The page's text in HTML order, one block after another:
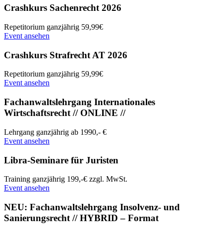
Crashkurs Sachenrecht 2026
Repetitorium ganzjährig 59,99€
Event ansehen
Crashkurs Strafrecht AT 2026
Repetitorium ganzjährig 59,99€
Event ansehen
Fachanwaltslehrgang Internationales
Wirtschaftsrecht // ONLINE //
Lehrgang ganzjährig ab 1990,- €
Event ansehen
Libra-Seminare für Juristen
Training ganzjährig 199,-€ zzgl. MwSt.
Event ansehen
NEU: Fachanwaltslehrgang Insolvenz- und
Sanierungsrecht // HYBRID – Format